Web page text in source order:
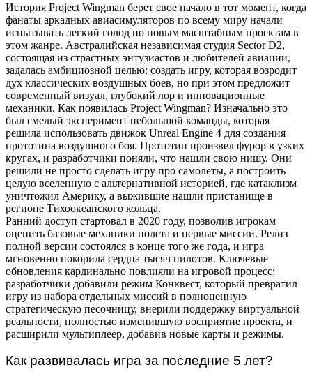
История Project Wingman берет свое начало в тот момент, когда
фанаты аркадных авиасимуляторов по всему миру начали
испытывать легкий голод по новым масштабным проектам в
этом жанре. Австралийская независимая студия Sector D2,
состоящая из страстных энтузиастов и любителей авиации,
задалась амбициозной целью: создать игру, которая возродит
дух классических воздушных боев, но при этом предложит
современный визуал, глубокий лор и инновационные
механики. Как появилась Project Wingman? Изначально это
был смелый эксперимент небольшой команды, которая
решила использовать движок Unreal Engine 4 для создания
прототипа воздушного боя. Прототип произвел фурор в узких
кругах, и разработчики поняли, что нашли свою нишу. Они
решили не просто сделать игру про самолеты, а построить
целую вселенную с альтернативной историей, где катаклизм
уничтожил Америку, а выжившие нашли пристанище в
регионе Тихоокеанского кольца.
Ранний доступ стартовал в 2020 году, позволив игрокам
оценить базовые механики полета и первые миссии. Релиз
полной версии состоялся в конце того же года, и игра
мгновенно покорила сердца тысяч пилотов. Ключевые
обновления кардинально повлияли на игровой процесс:
разработчики добавили режим Конквест, который превратил
игру из набора отдельных миссий в полноценную
стратегическую песочницу, внерили поддержку виртуальной
реальности, полностью изменившую восприятие проекта, и
расширили мультиплеер, добавив новые карты и режимы.
Как развивалась игра за последние 5 лет?